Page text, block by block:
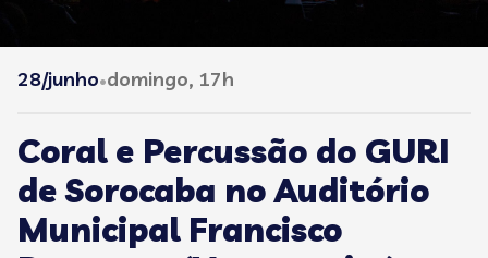
28/junho•domingo, 17h
Coral e Percussão do GURI
de Sorocaba no Auditório
Municipal Francisco